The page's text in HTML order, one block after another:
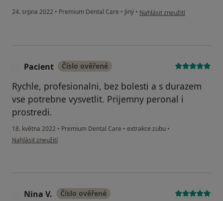
24. srpna 2022 • Premium Dental Care • Jiný • podle názoru uživatele Lenka
Nahlásit zneužití
Pacient Číslo ověřené
Rychle, profesionalni, bez bolesti a s durazem
vse potrebne vysvetlit. Prijemny peronal i
prostredi.
18. května 2022 • Premium Dental Care • extrakce zubu •
podle názoru uživatele Pacient
Nahlásit zneužití
Nina V. Číslo ověřené